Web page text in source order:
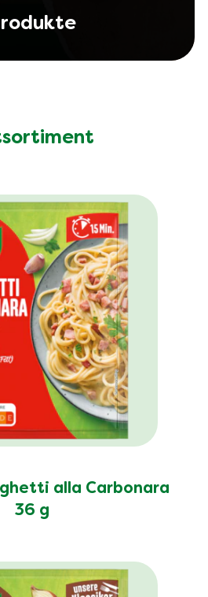
alla Carbonara
36 g